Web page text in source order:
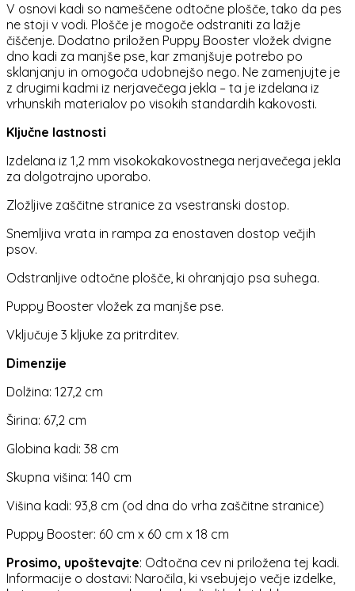
V osnovi kadi so nameščene odtočne plošče, tako da pes
ne stoji v vodi. Plošče je mogoče odstraniti za lažje
čiščenje. Dodatno priložen Puppy Booster vložek dvigne
dno kadi za manjše pse, kar zmanjšuje potrebo po
sklanjanju in omogoča udobnejšo nego. Ne zamenjujte je
z drugimi kadmi iz nerjavečega jekla – ta je izdelana iz
vrhunskih materialov po visokih standardih kakovosti.
Ključne lastnosti
Izdelana iz 1,2 mm visokokakovostnega nerjavečega jekla
za dolgotrajno uporabo.
Zložljive zaščitne stranice za vsestranski dostop.
Snemljiva vrata in rampa za enostaven dostop večjih
psov.
Odstranljive odtočne plošče, ki ohranjajo psa suhega.
Puppy Booster vložek za manjše pse.
Vključuje 3 kljuke za pritrditev.
Dimenzije
Dolžina: 127,2 cm
Širina: 67,2 cm
Globina kadi: 38 cm
Skupna višina: 140 cm
Višina kadi: 93,8 cm (od dna do vrha zaščitne stranice)
Puppy Booster: 60 cm x 60 cm x 18 cm
Prosimo, upoštevajte: Odtočna cev ni priložena tej kadi.
Informacije o dostavi: Naročila, ki vsebujejo večje izdelke,